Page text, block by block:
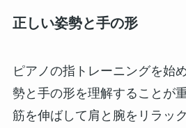
正しい姿勢と手の形
ピアノの指トレーニングを始
勢と手の形を理解することが
筋を伸ばして肩と腕をリラッ